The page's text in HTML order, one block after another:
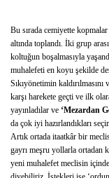
Bu sırada cemiyette
altında toplandı. İki grup
koltuğun boşalmasıyla
muhalefeti en koyu şekilde
Sıkıyönetimin
karşı harekete geçti ve ilk
yayınladılar ve ‘Mezardan
da çok iyi hazırlandıkları
Artık ortada itaatkâr bir
gayrı meşru yollarla ortadan
yeni muhalefet meclisin